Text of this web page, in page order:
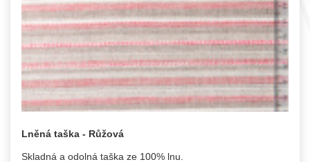
Lněná taška - Růžová
Skladná a odolná taška ze 100% lnu.